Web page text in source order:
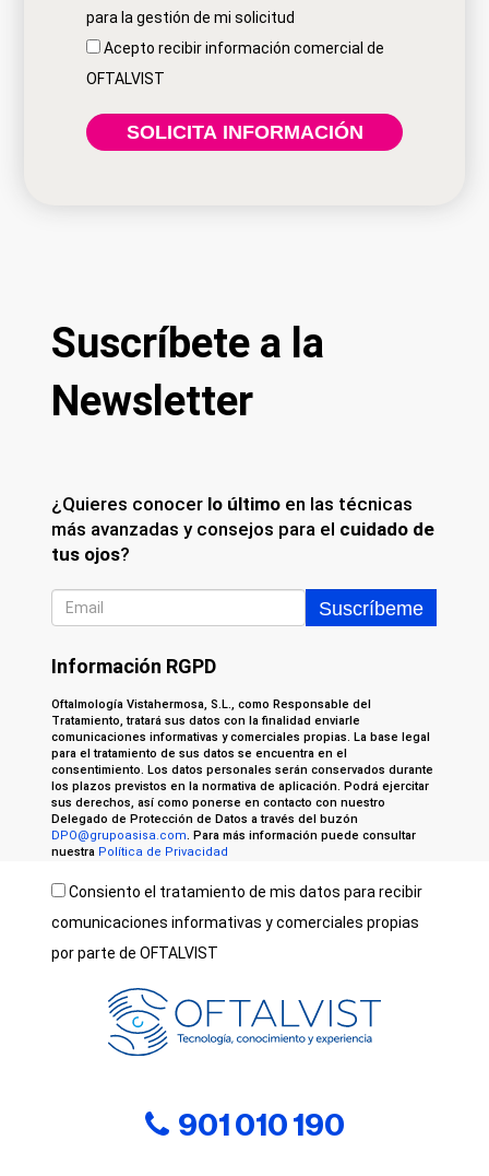
para la gestión de mi solicitud
Acepto recibir información comercial de
OFTALVIST
Suscríbete a la
Newsletter
¿Quieres conocer lo último en las técnicas
más avanzadas y consejos para el cuidado de
tus ojos?
Información RGPD
Oftalmología Vistahermosa, S.L., como Responsable del
Tratamiento, tratará sus datos con la finalidad enviarle
comunicaciones informativas y comerciales propias. La base legal
para el tratamiento de sus datos se encuentra en el
consentimiento. Los datos personales serán conservados durante
los plazos previstos en la normativa de aplicación. Podrá ejercitar
sus derechos, así como ponerse en contacto con nuestro
Delegado de Protección de Datos a través del buzón
DPO@grupoasisa.com . Para más información puede consultar
nuestra Política de Privacidad
Consiento el tratamiento de mis datos para recibir
comunicaciones informativas y comerciales propias
por parte de OFTALVIST
901 010 190